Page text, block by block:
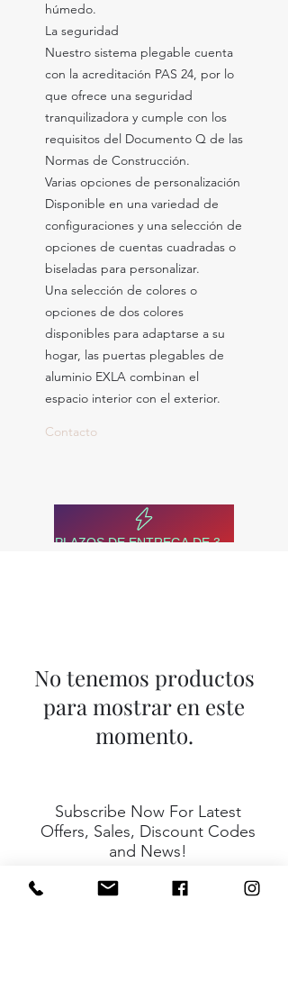
húmedo.
La seguridad
Nuestro sistema plegable cuenta
con la acreditación PAS 24, por lo
que ofrece una seguridad
tranquilizadora y cumple con los
requisitos del Documento Q de las
Normas de Construcción.
Varias opciones de personalización
Disponible en una variedad de
configuraciones y una selección de
opciones de cuentas cuadradas o
biseladas para personalizar.
Una selección de colores o
opciones de dos colores
disponibles para adaptarse a su
hogar, las puertas plegables de
aluminio EXLA combinan el
espacio interior con el exterior.
Contacto
PLAZOS DE ENTREGA DE 3-4
No tenemos productos
para mostrar en este
momento.
Subscribe Now For Latest
Offers, Sales, Discount Codes
and News!